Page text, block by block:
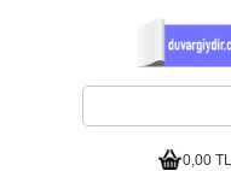
0,00 TL